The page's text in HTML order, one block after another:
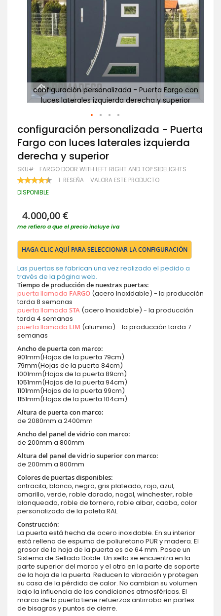
configuración personalizada - Puerta Fargo con
luces laterales izquierda derecha y superior
Saltar
al
comienzo
de
la
galería
de
imágenes
configuración personalizada - Puerta
Fargo con luces laterales izquierda
derecha y superior
SKU FARGO DOOR WITH LEFT RIGHT AND TOP SIDELIGHTS
VALORACIÓN:
90 100
1 RESEÑA VALORA ESTE PRODUCTO
DISPONIBLE
4.000,00 €
me refiero a que el precio incluye iva
HAGA CLIC AQUÍ PARA SELECCIONAR LA CONFIGURACIÓN
Las puertas se fabrican una vez realizado el pedido a
través de la página web.
Tiempo de producción de nuestras puertas:
puerta llamada FARGO (acero Inoxidable) - la producción
tarda 8 semanas
puerta llamada STA (acero Inoxidable) - la producción
tarda 4 semanas
puerta llamada LIM (aluminio) - la producción tarda 7
semanas
Ancho de puerta con marco:
901mm(Hojas de la puerta 79cm)
79mm(Hojas de la puerta 84cm)
1001mm(Hojas de la puerta 89cm)
1051mm(Hojas de la puerta 94cm)
1101mm(Hojas de la puerta 99cm)
1151mm(Hojas de la puerta 104cm)
Altura de puerta con marco:
de 2080mm a 2400mm
Ancho del panel de vidrio con marco:
de 200mm a 800mm
Altura del panel de vidrio superior con marco:
de 200mm a 800mm
Colores de puertas disponibles:
antracita, blanco, negro, gris plateado, rojo, azul,
amarillo, verde, roble dorado, nogal, winchester, roble
blanqueado, roble de tornero, roble albar, caoba, color
personalizado de la paleta RAL
Construcción:
La puerta está hecha de acero inoxidable. En su interior
está rellena de espuma de poliuretano PUR y madera. El
grosor de la hoja de la puerta es de 64 mm. Posee un
Sistema de Sellado Doble: Un sello se encuentra en la
parte superior del marco y el otro en la parte de soporte
de la hoja de la puerta. Reducen la vibración y protegen
su casa de la pérdida de calor. No cambian su volumen
bajo la influencia de las condiciones atmosféricas. El
marco de la puerta tiene refuerzos antirrobo en partes
de bisagras y puntos de cierre.